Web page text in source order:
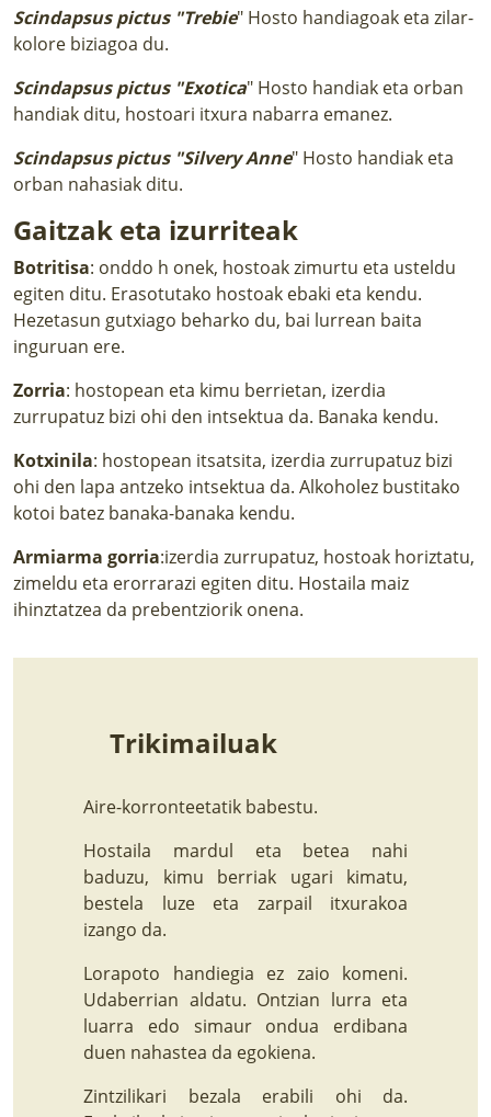
Scindapsus pictus "Trebie" Hosto handiagoak eta zilar-
kolore biziagoa du.
Scindapsus pictus "Exotica" Hosto handiak eta orban
handiak ditu, hostoari itxura nabarra emanez.
Scindapsus pictus "Silvery Anne" Hosto handiak eta
orban nahasiak ditu.
Gaitzak eta izurriteak
Botritisa: onddo h onek, hostoak zimurtu eta usteldu
egiten ditu. Erasotutako hostoak ebaki eta kendu.
Hezetasun gutxiago beharko du, bai lurrean baita
inguruan ere.
Zorria: hostopean eta kimu berrietan, izerdia
zurrupatuz bizi ohi den intsektua da. Banaka kendu.
Kotxinila: hostopean itsatsita, izerdia zurrupatuz bizi
ohi den lapa antzeko intsektua da. Alkoholez bustitako
kotoi batez banaka-banaka kendu.
Armiarma gorria:izerdia zurrupatuz, hostoak horiztatu,
zimeldu eta erorrarazi egiten ditu. Hostaila maiz
ihinztatzea da prebentziorik onena.
Trikimailuak
Aire-korronteetatik babestu.
Hostaila mardul eta betea nahi
baduzu, kimu berriak ugari kimatu,
bestela luze eta zarpail itxurakoa
izango da.
Lorapoto handiegia ez zaio komeni.
Udaberrian aldatu. Ontzian lurra eta
luarra edo simaur ondua erdibana
duen nahastea da egokiena.
Zintzilikari bezala erabili ohi da.